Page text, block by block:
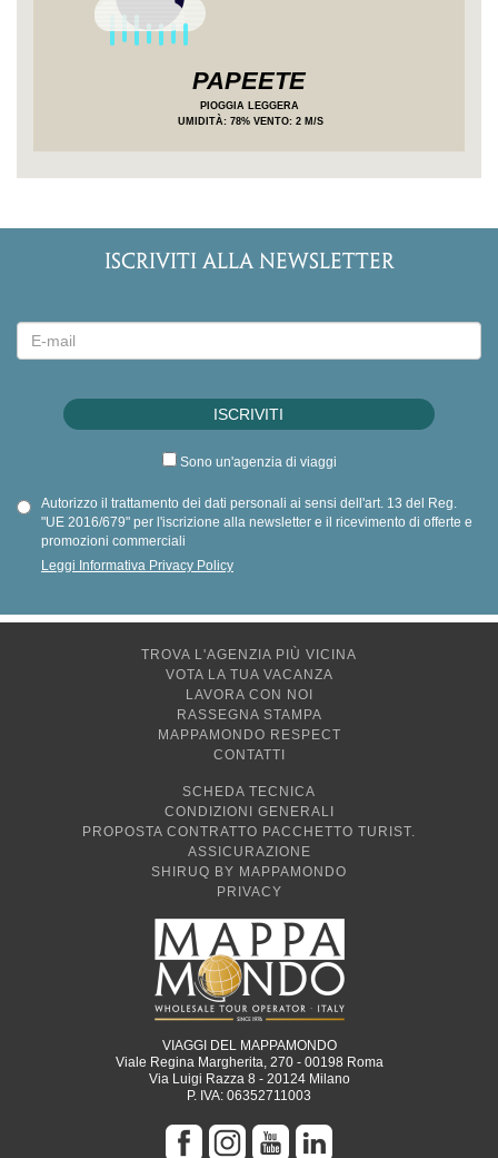
PAPEETE
PIOGGIA LEGGERA
UMIDITÀ: 78% VENTO: 2 M/S
ISCRIVITI ALLA NEWSLETTER
"UE 2016/679" per l'iscrizione alla newsletter e il ricevimento di offerte e
promozioni commerciali
Leggi Informativa Privacy Policy
VOTA LA TUA VACANZA
LAVORA CON NOI
RASSEGNA STAMPA
MAPPAMONDO RESPECT
CONTATTI
CONDIZIONI GENERALI
PROPOSTA CONTRATTO PACCHETTO TURIST.
ASSICURAZIONE
SHIRUQ BY MAPPAMONDO
PRIVACY
Viale Regina Margherita, 270 - 00198 Roma
Via Luigi Razza 8 - 20124 Milano
P. IVA: 06352711003